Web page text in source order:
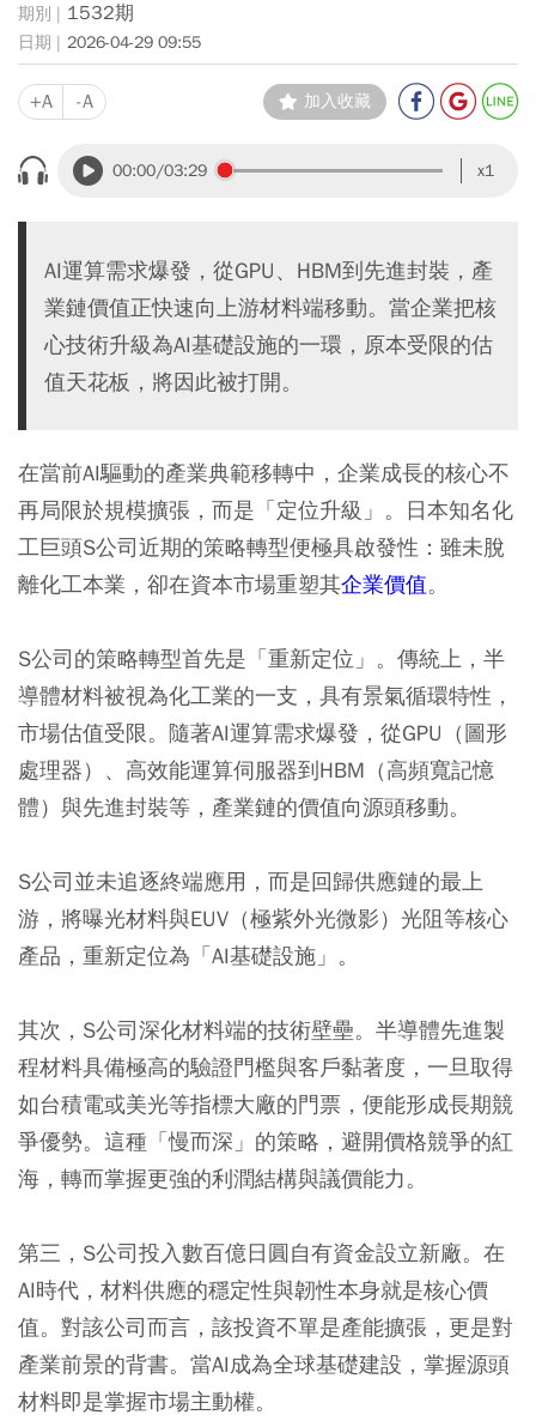
1532期
2026-04-29 09:55
+A -A 加入收藏
00:00/03:29 x1
AI運算需求爆發，從GPU、HBM到先進封裝，產
業鏈價值正快速向上游材料端移動。當企業把核
心技術升級為AI基礎設施的一環，原本受限的估
值天花板，將因此被打開。
在當前AI驅動的產業典範移轉中，企業成長的核心不
再局限於規模擴張，而是「定位升級」。日本知名化
工巨頭S公司近期的策略轉型便極具啟發性：雖未脫
離化工本業，卻在資本市場重塑其企業價值。
S公司的策略轉型首先是「重新定位」。傳統上，半
導體材料被視為化工業的一支，具有景氣循環特性，
市場估值受限。隨著AI運算需求爆發，從GPU（圖形
處理器）、高效能運算伺服器到HBM（高頻寬記憶
體）與先進封裝等，產業鏈的價值向源頭移動。
S公司並未追逐終端應用，而是回歸供應鏈的最上
游，將曝光材料與EUV（極紫外光微影）光阻等核心
產品，重新定位為「AI基礎設施」。
其次，S公司深化材料端的技術壁壘。半導體先進製
程材料具備極高的驗證門檻與客戶黏著度，一旦取得
如台積電或美光等指標大廠的門票，便能形成長期競
爭優勢。這種「慢而深」的策略，避開價格競爭的紅
海，轉而掌握更強的利潤結構與議價能力。
第三，S公司投入數百億日圓自有資金設立新廠。在
AI時代，材料供應的穩定性與韌性本身就是核心價
值。對該公司而言，該投資不單是產能擴張，更是對
產業前景的背書。當AI成為全球基礎建設，掌握源頭
材料即是掌握市場主動權。